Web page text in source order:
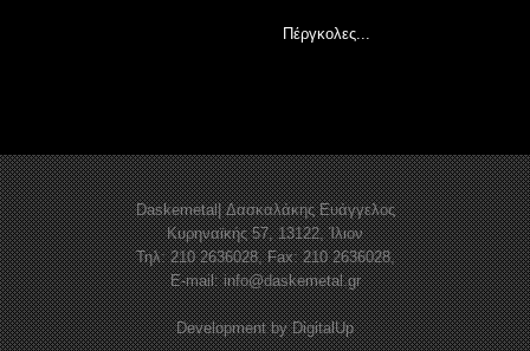
Πέργκολες...
Daskemetal| Δασκαλάκης Ευάγγελος
Κυρηναϊκής 57, 13122, Ίλιον
Τηλ: 210 2636028, Fax: 210 2636028,
E-mail:info@daskemetal.gr
Development byDigitalUp